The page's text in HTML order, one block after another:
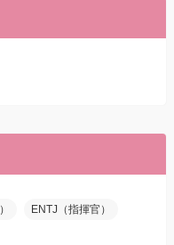
ENTJ（指揮官）